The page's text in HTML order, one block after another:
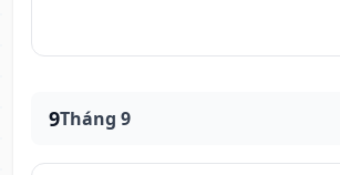
9Tháng 9